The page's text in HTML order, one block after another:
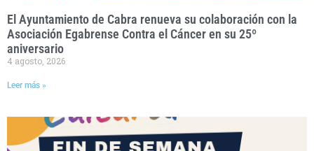
El Ayuntamiento de Cabra renueva su colaboración con la
Asociación Egabrense Contra el Cáncer en su 25º
aniversario
4 agosto, 2026
Leer más »